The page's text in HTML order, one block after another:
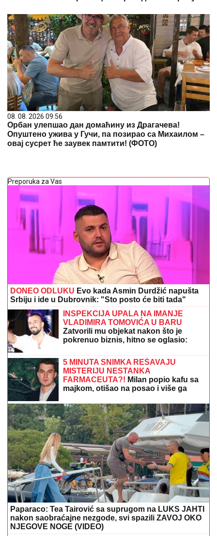
08. 08. 2026 09:56
Oрбан улепшао дан домаћину из Драгачева!
Опуштено ужива у Гучи, па позирао са Михаилом –
овај сусрет ће заувек памтити! (ФОТО)
Preporuka za Vas
DONEO ODLUKU Evo kada Asmin Durdžić napušta
Srbiju i ide u Dubrovnik: "Sto posto će biti tada"
INSPEKCIJA UPALA NA IMANJE
VLADIMIRA TOMOVIĆA U BARU
Zatvorili mu objekat nakon što je
pokrenuo biznis, hitno se oglasio:
5 MINUTA SNIMKA REŠAVAJU
MISTERIJU NESTANKA
FARMACEUTA?! Milan popio kafu sa
majkom, otišao na posao i više ga
OVU poruku (FOTO)
Paparaco: Tea Tairović sa suprugom na LUKS JAHTI
nakon saobraćajne nezgode, svi spazili ZAVOJ OKO
NJEGOVE NOGE (VIDEO)